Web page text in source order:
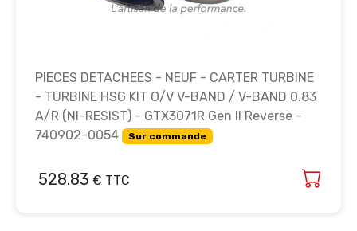
PIECES DETACHEES - NEUF - CARTER TURBINE
- TURBINE HSG KIT O/V V-BAND / V-BAND 0.83
A/R (NI-RESIST) - GTX3071R Gen II Reverse -
740902-0054
Sur commande
528.83 € TTC